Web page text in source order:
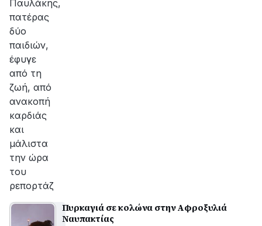
Παυλάκης,
πατέρας
δύο
παιδιών,
έφυγε
από τη
ζωή, από
ανακοπή
καρδιάς
και
μάλιστα
την ώρα
του
ρεπορτάζ
Πυρκαγιά σε κολώνα στην Αφροξυλιά
Ναυπακτίας